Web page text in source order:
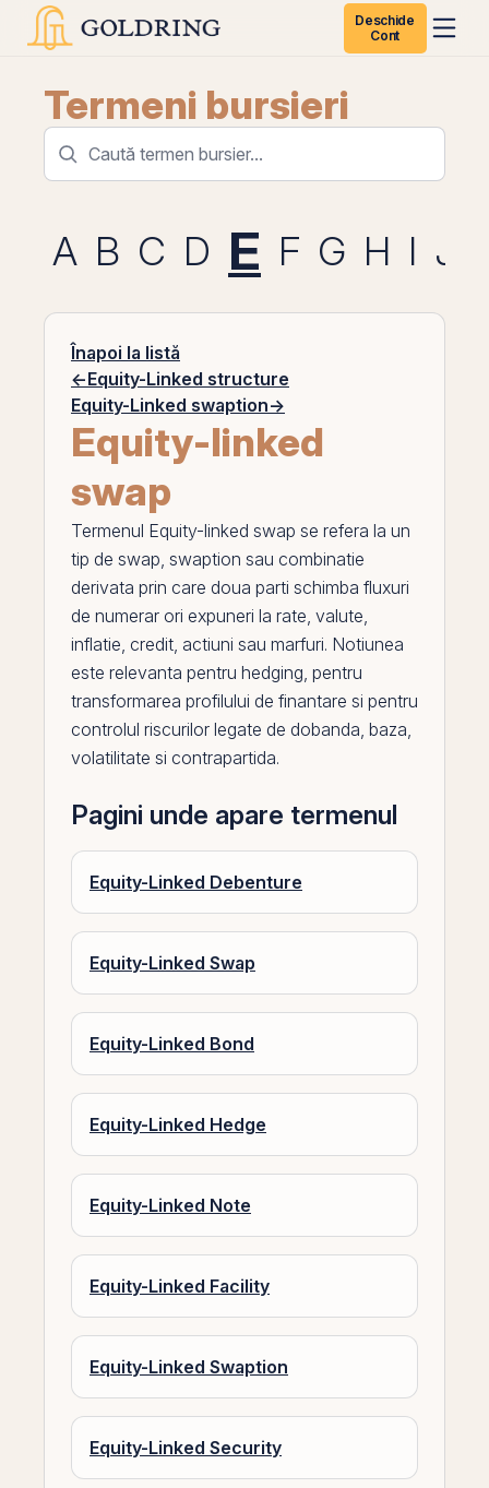
Deschide
Cont
Termeni bursieri
A B C D E F G H I J
Înapoi la listă
←Equity-Linked structure
Equity-Linked swaption→
Equity-linked
swap
Termenul Equity-linked swap se refera la un
tip de swap, swaption sau combinatie
derivata prin care doua parti schimba fluxuri
de numerar ori expuneri la rate, valute,
inflatie, credit, actiuni sau marfuri. Notiunea
este relevanta pentru hedging, pentru
transformarea profilului de finantare si pentru
controlul riscurilor legate de dobanda, baza,
volatilitate si contrapartida.
Pagini unde apare termenul
Equity-Linked Debenture
Equity-Linked Swap
Equity-Linked Bond
Equity-Linked Hedge
Equity-Linked Note
Equity-Linked Facility
Equity-Linked Swaption
Equity-Linked Security